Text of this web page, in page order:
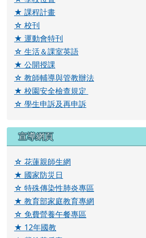
下中區域內容
☆ 校園活動
左邊區域內容
★ 認識佳民
★校史沿革
☆校長室
★校園探索
☆學校位置
★課程計畫
☆ 校刊